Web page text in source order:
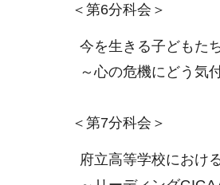
＜第6分科会＞
今を生きる子どもた
～心の危機にどう気
＜第7分科会＞
府立高等学校におけ